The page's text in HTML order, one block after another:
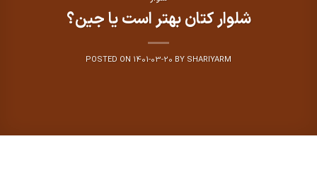
شلوار کتان بهتر است یا جین؟
POSTED ON1401-03-20BYSHARIYARM